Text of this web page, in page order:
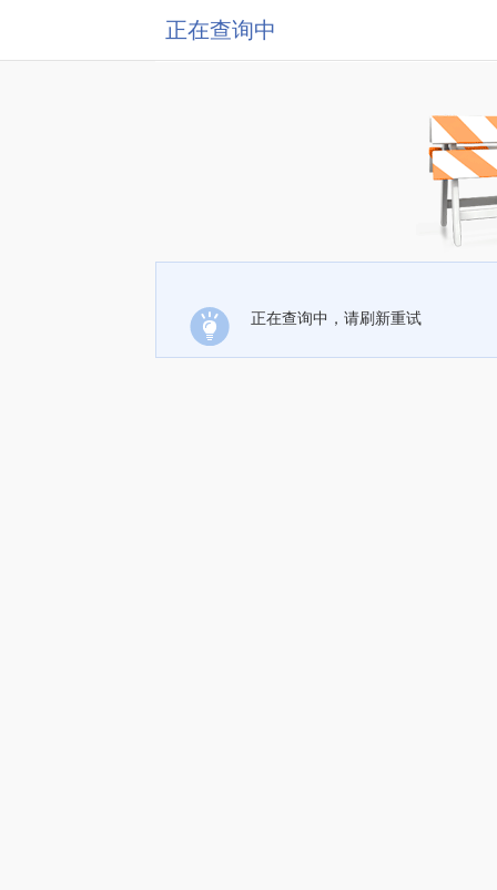
正在查询中
正在查询中，请刷新重试